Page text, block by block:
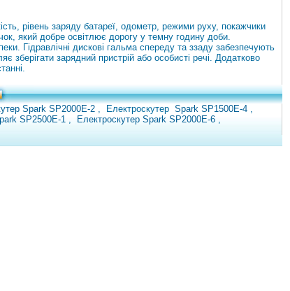
рівень заряду батареї, одометр, режими руху, покажчики
який добре освітлює дорогу у темну годину доби.
Гідравлічні дискові гальма спереду та ззаду забезпечують
зберігати зарядний пристрій або особисті речі. Додатково
Spark SP2000E-2 , Електроскутер Spark SP1500E-4 ,
SP2500E-1 , Електроскутер Spark SP2000E-6 ,